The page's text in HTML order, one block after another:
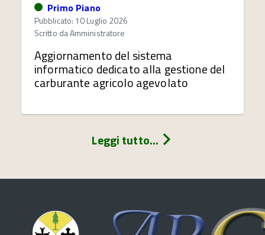
Primo Piano
Pubblicato: 10 Luglio 2026
Scritto daAmministratore
Aggiornamento del sistema
informatico dedicato alla gestione del
carburante agricolo agevolato
Leggi tutto...